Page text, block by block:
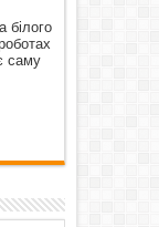
білого
саму